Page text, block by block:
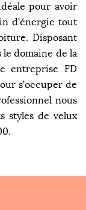
pour avoir
d’énergie tout
Disposant
le domaine de la
entreprise FD
s’occuper de
nous
styles de velux